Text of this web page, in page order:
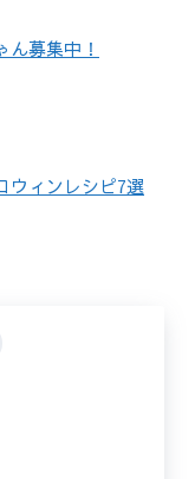
ん募集中！
ウィンレシピ7選